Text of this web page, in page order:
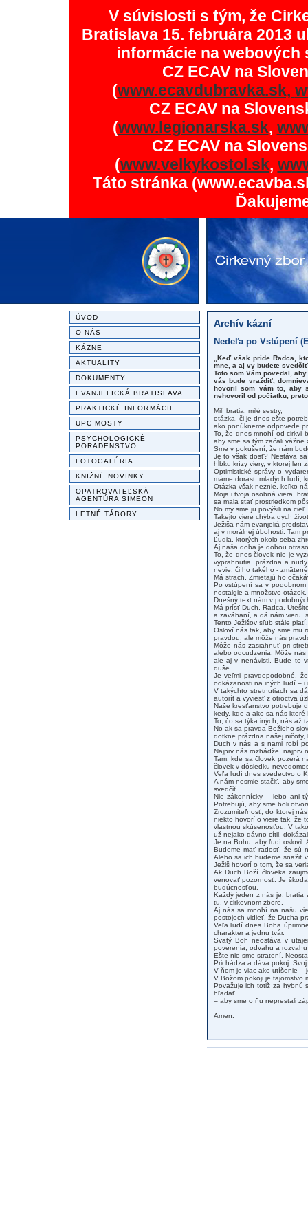
V súvislosti s tým, že
Bratislava 15. februára 2013
informácie na
CZ ECAV na
(www.ecavdubravka.sk,
CZ ECAV na
(www.legionarska.sk,
CZ ECAV na
(www.velkykostol.sk,
Táto stránka
ÚVOD
O NÁS
KÁZNE
AKTUALITY
DOKUMENTY
EVANJELICKÁ BRATISLAVA
PRAKTICKÉ INFORMÁCIE
UPC MOSTY
PSYCHOLOGICKÉ
PORADENSTVO
FOTOGALÉRIA
KNIŽNÉ NOVINKY
OPATROVATEĽSKÁ
AGENTÚRA SIMEON
LETNÉ TÁBORY
Archív kázní
Nedeľa po Vstúpení
„Keď však príde Radca,
mne, a aj vy budete
Toto som Vám povedal,
vás bude vraždiť,
hovoril som vám to, aby
nehovoril od počiatku,
Milí bratia, milé sestry,
otázka, či je dnes ešte
ako ponúkneme odpovede
To, že dnes mnohí od cirkvi
aby sme sa tým začali vážne
Sme v pokušení, že nám
Je to však dosť? Nestáva
hĺbku krízy viery, v ktorej len
Optimistické správy o
máme dorast, mladých ľudí,
Otázka však neznie, koľko
Moja i tvoja osobná viera,
sa mala stať prostriedkom
No my sme ju povýšili na
Takejto viere chýba dych
Ježiša nám evanjeliá
aj v morálnej úbohosti. Tam
Ľudia, ktorých okolo seba
Aj naša doba je dobou
To, že dnes človek nie je
vyprahnutia, prázdna a
nevie, či ho takého -
Má strach. Zmietajú ho
Po vstúpení sa v
nostalgie a množstvo
Dnešný text nám v
Má prísť Duch, Radca,
a zaváhaní, a dá nám vieru,
Tento Ježišov sľub stále
Osloví nás tak, aby sme mu
pravdou, ale môže nás
Môže nás zasiahnuť pri
alebo odcudzenia. Môže nás
ale aj v nenávisti. Bude to
duše.
Je veľmi pravdepodobné,
odkázanosti na iných ľudí – i
V takýchto stretnutiach sa
autorít a vyviesť z otroctva
Naše kresťanstvo potrebuje
kedy, kde a ako sa nás
To, čo sa týka iných, nás až
No ak sa pravda Božieho
dotkne prázdna našej
Duch v nás a s nami robí
Najprv nás rozhádže, najprv
Tam, kde sa človek pozerá
človek v dôsledku
Veľa ľudí dnes svedectvo o
A nám nesmie stačiť, aby
svedčiť.
Nie zákonnícky – lebo ani
Potrebujú, aby sme boli
Zrozumiteľnosť, do ktorej
niekto hovorí o viere tak, že
vlastnou skúsenosťou. V
už nejako dávno cítil,
Je na Bohu, aby ľudí oslovil.
Budeme mať radosť, že sú
Alebo sa ich budeme snažiť
Ježiš hovorí o tom, že sa
Ak Duch Boží človeka
venovať pozornosť. Je
budúcnosťou.
Každý jeden z nás je, bratia
tu, v cirkevnom zbore.
Aj nás sa mnohí na našu
postojoch vidieť, že Ducha
Veľa ľudí dnes Boha
charakter a jednu tvár.
Svätý Boh neostáva v
poverenia, odvahu a
Ešte nie sme stratení.
Prichádza a dáva pokoj. Svoj
V ňom je viac ako utíšenie –
V Božom pokoji je tajomstvo
Považuje ich totiž za hybnú
hľadať
– aby sme o ňu neprestali
Amen.